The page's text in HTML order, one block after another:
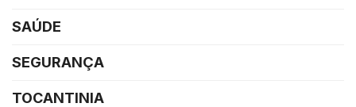
SAÚDE
SEGURANÇA
TOCANTINIA